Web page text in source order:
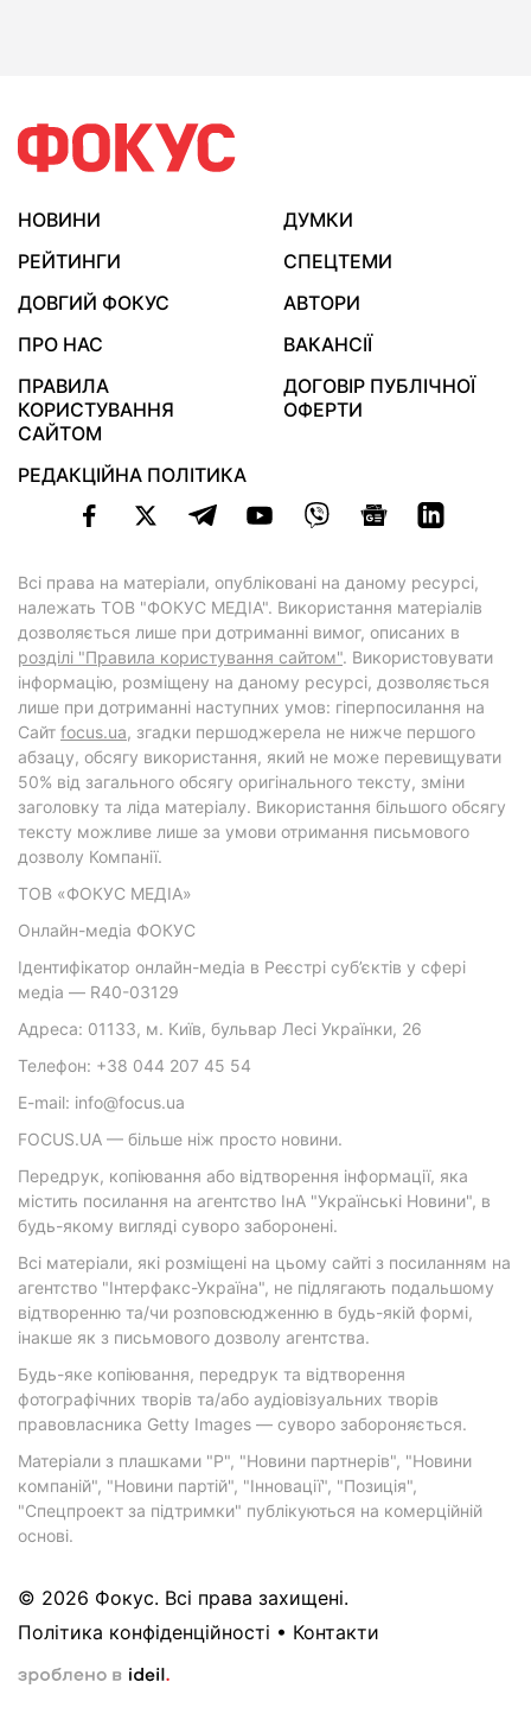
НОВИНИ
ДУМКИ
РЕЙТИНГИ
СПЕЦТЕМИ
ДОВГИЙ ФОКУС
АВТОРИ
ПРО НАС
ВАКАНСІЇ
ПРАВИЛА
КОРИСТУВАННЯ
САЙТОМ
ДОГОВІР ПУБЛІЧНОЇ
ОФЕРТИ
РЕДАКЦІЙНА ПОЛІТИКА
Всі права на матеріали, опубліковані на даному ресурсі,
належать ТОВ "ФОКУС МЕДІА". Використання матеріалів
дозволяється лише при дотриманні вимог, описаних в
розділі "Правила користування сайтом". Використовувати
інформацію, розміщену на даному ресурсі, дозволяється
лише при дотриманні наступних умов: гіперпосилання на
Cайт focus.ua, згадки першоджерела не нижче першого
абзацу, обсягу використання, який не може перевищувати
50% від загального обсягу оригінального тексту, зміни
заголовку та ліда матеріалу. Використання більшого обсягу
тексту можливе лише за умови отримання письмового
дозволу Компанії.
ТОВ «ФОКУС МЕДІА»
Онлайн-медіа ФОКУС
Ідентифікатор онлайн-медіа в Реєстрі суб’єктів у сфері
медіа — R40-03129
Адреса: 01133, м. Київ, бульвар Лесі Українки, 26
Телефон: +38 044 207 45 54
E-mail: info@focus.ua
FOCUS.UA — більше ніж просто новини.
Передрук, копіювання або відтворення інформації, яка
містить посилання на агентство ІнА "Українські Новини", в
будь-якому вигляді суворо заборонені.
Всі матеріали, які розміщені на цьому сайті з посиланням на
агентство "Інтерфакс-Україна", не підлягають подальшому
відтворенню та/чи розповсюдженню в будь-якій формі,
інакше як з письмового дозволу агентства.
Будь-яке копіювання, передрук та відтворення
фотографічних творів та/або аудіовізуальних творів
правовласника Getty Images — суворо забороняється.
Матеріали з плашками "Р", "Новини партнерів", "Новини
компаній", "Новини партій", "Інновації", "Позиція",
"Спецпроект за підтримки" публікуються на комерційній
основі.
© 2026 Фокус. Всі права захищені.
Політика конфіденційності • Контакти